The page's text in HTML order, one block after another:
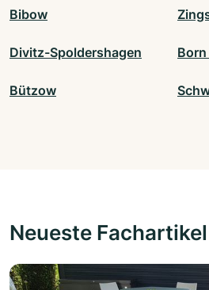
Bibow
Divitz-Spoldershagen
Bützow
Neueste Fachartikel